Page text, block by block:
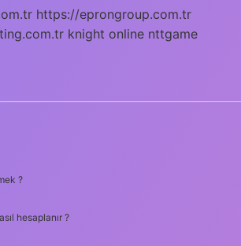
https://eprongroup.com.tr
knight online nttgame
?
hesaplanır ?